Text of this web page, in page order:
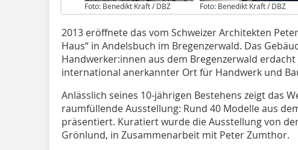
Foto: Benedikt Kraft / DBZ Foto: Benedikt Kraft / DBZ
2013 eröffnete das vom Schweizer Architekten
Haus“ in Andelsbuch im Bregenzerwald. Das
Handwerker:innen aus dem Bregenzerwald
international anerkannter Ort für Handwerk und
Anlässlich seines 10-jährigen Bestehens zeigt das
raumfüllende Ausstellung: Rund 40 Modelle aus
präsentiert. Kuratiert wurde die Ausstellung von
Grönlund, in Zusammenarbeit mit Peter Zumthor.